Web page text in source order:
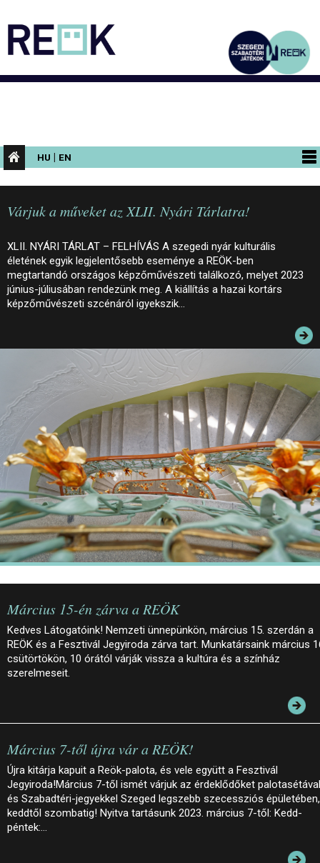
HU | EN
PROGRAMOK
KIÁLLÍTÁSOK
AZ ÉPÜLET
INFORMÁCIÓK
KONFERENCIA
ELÉRHETŐSÉG
PALOTASÉTÁK ÉS VEZETÉSEK
KÖZÉRDEKŰ ADATOK
Várjuk a műveket az XLII. Nyári Tárlatra!
XLII. NYÁRI TÁRLAT – FELHÍVÁS A szegedi nyár kulturális
életének egyik legjelentősebb eseménye a REÖK-ben
megtartandó országos képzőművészeti találkozó, melyet 2023
június-júliusában rendezünk meg. A kiállítás a hazai kortárs
képzőművészeti szcénáról igyekszik…
Március 15-én zárva a REÖK
Kedves Látogatóink! Nemzeti ünnepünkön, március 15. szerdán a
REÖK és a Fesztivál Jegyiroda zárva tart. Munkatársaink március
csütörtökön, 10 órától várják vissza a kultúra és a színház
szerelmeseit.
Március 7-től újra vár a REÖK!
Újra kitárja kapuit a Reök-palota, és vele együtt a Fesztivál
Jegyiroda!Március 7-től ismét várjuk az érdeklődőket palotasétával
és Szabadtéri-jegyekkel Szeged legszebb szecessziós épületében,
keddtől szombatig! Nyitva tartásunk 2023. március 7-től: Kedd-
péntek:…